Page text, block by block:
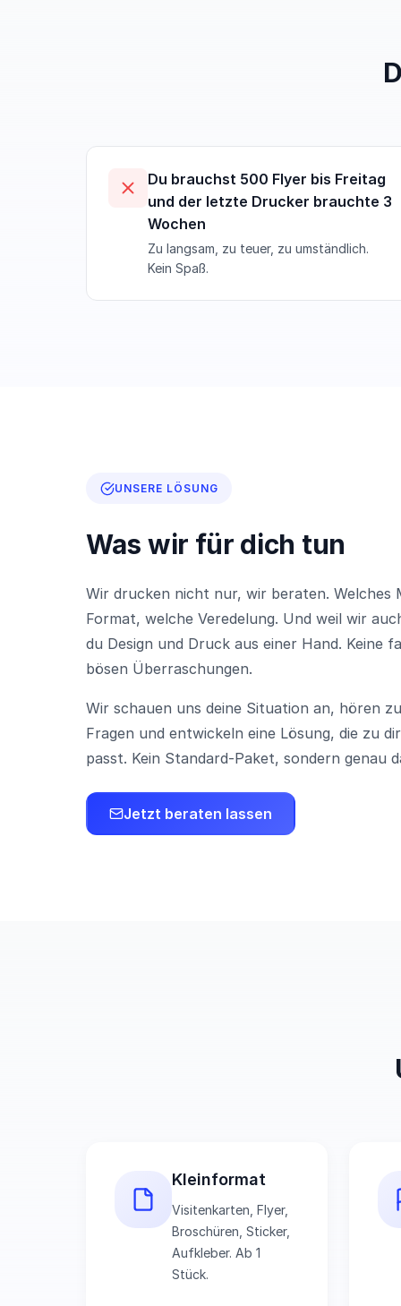
Du brauchst 500 Flyer bis Freitag
und der letzte Drucker brauchte 3
Wochen
Zu langsam, zu teuer, zu umständlich.
Kein Spaß.
UNSERE LÖSUNG
Was wir für dich tun
Wir drucken nicht nur, wir beraten. Welches
Format, welche Veredelung. Und weil wir
du Design und Druck aus einer Hand. Keine
bösen Überraschungen.
Wir schauen uns deine Situation an, hören
Fragen und entwickeln eine Lösung, die zu
passt. Kein Standard-Paket, sondern genau
Jetzt beraten lassen
Kleinformat
Visitenkarten, Flyer,
Broschüren, Sticker,
Aufkleber. Ab 1
Stück.